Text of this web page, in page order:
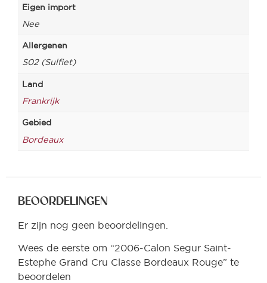
Eigen import
Nee
Allergenen
S02 (Sulfiet)
Land
Frankrijk
Gebied
Bordeaux
BEOORDELINGEN
Er zijn nog geen beoordelingen.
Wees de eerste om “2006-Calon Segur Saint-
Estephe Grand Cru Classe Bordeaux Rouge” te
beoordelen